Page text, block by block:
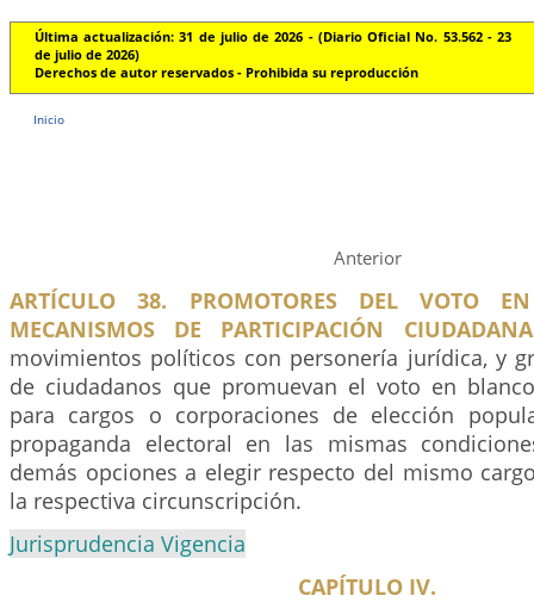
Última actualización: 31 de julio de 2026 - (Diario Oficial No. 53.562 - 23
de julio de 2026)
Derechos de autor reservados - Prohibida su reproducción
Inicio
Anterior
ARTÍCULO 38. PROMOTORES DEL VOTO
MECANISMOS DE PARTICIPACIÓN
movimientos políticos con personería jurídica, y
de ciudadanos que promuevan el voto en
para cargos o corporaciones de elección
propaganda electoral en las mismas
demás opciones a elegir respecto del mismo
la respectiva circunscripción.
Jurisprudencia Vigencia
CAPÍTULO IV.